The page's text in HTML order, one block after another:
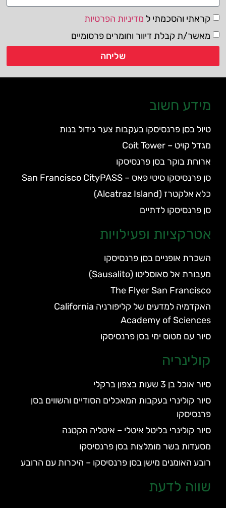
קראתי והסכמתי ל מדיניות הפרטיות
מאשר/ת קבלת דיוור וחומרים פרסומיים
שליחה
מידע חשוב
טיול בסן פרנסיסקו בעקבות צער גידול בנות
מגדל קויט – Coit Tower
ארוחת בוקר בסן פרנסיסקו
סן פרנסיסקו סיטי פאס – San Francisco CityPASS
כלא אלקטרז (Alcatraz Island)
סן פרנסיסקו לדתיים
אטרקציות ופעילויות
השכרת אופניים בסן פרנסיסקו
מעבורת אל סאוסליטו (Sausalito)
The Flyer San Francisco
האקדמיה למדעים של קליפורניה California
Academy of Sciences
סיור עם מטוס ימי בסן פרנסיסקו
קולינריה
סיור אוכל בן 3 שעות בצפון ברקלי
סיור קולינרי בעקבות המאכלים הסודיים והשווים בסן
פרנסיסקו
סיור קולינרי בליטל איטלי – איטליה הקטנה
מסעדות בשר מומלצות בסן פרנסיסקו
רובע האומנים מישן בסן פרנסיסקו – היכרות עם הרובע
שווה לדעת